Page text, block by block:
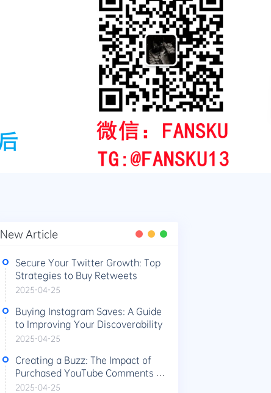
New Article
Secure Your Twitter Growth: Top
Strategies to Buy Retweets
2025-04-25
Buying Instagram Saves: A Guide
to Improving Your Discoverability
2025-04-25
Creating a Buzz: The Impact of
Purchased YouTube Comments on
Video Performance
2025-04-25